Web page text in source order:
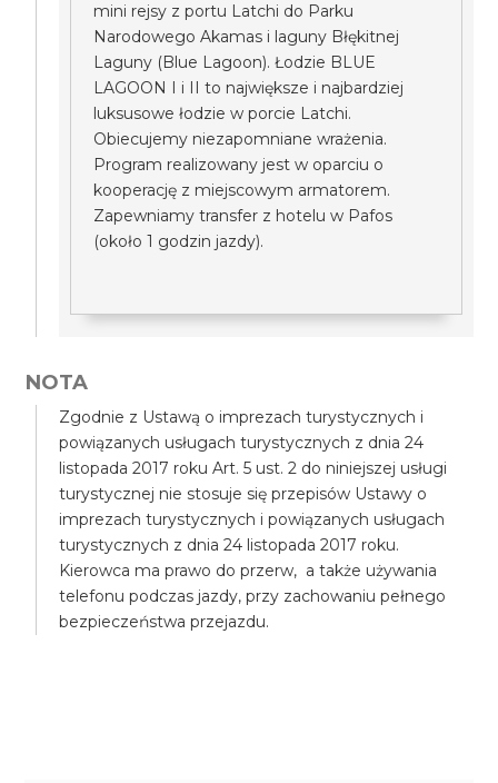
mini rejsy z portu Latchi do Parku
Narodowego Akamas i laguny Błękitnej
Laguny (Blue Lagoon). Łodzie BLUE
LAGOON I i II to największe i najbardziej
luksusowe łodzie w porcie Latchi.
Obiecujemy niezapomniane wrażenia.
Program realizowany jest w oparciu o
kooperację z miejscowym armatorem.
Zapewniamy transfer z hotelu w Pafos
(około 1 godzin jazdy).
NOTA
Zgodnie z Ustawą o imprezach turystycznych i
powiązanych usługach turystycznych z dnia 24
listopada 2017 roku Art. 5 ust. 2 do niniejszej usługi
turystycznej nie stosuje się przepisów Ustawy o
imprezach turystycznych i powiązanych usługach
turystycznych z dnia 24 listopada 2017 roku.
Kierowca ma prawo do przerw, a także używania
telefonu podczas jazdy, przy zachowaniu pełnego
bezpieczeństwa przejazdu.